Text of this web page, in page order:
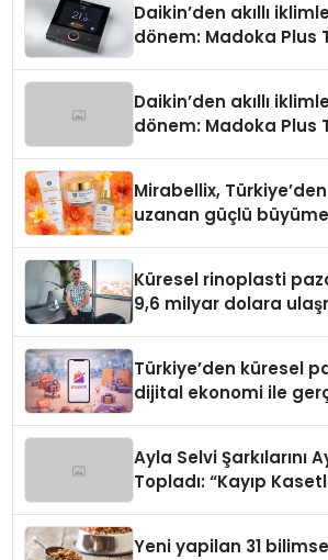
Daikin’den akıllı
dönem: Madoka Plus
Daikin’den akıllı
dönem: Madoka Plus
Mirabellix,
uzanan güçlü
Küresel rinoplasti
9,6 milyar dolara
Türkiye’den küresel
dijital ekonomi ile
Ayla Selvi Şarkılarını
Topladı: “Kayıp
Yeni yapilan 31